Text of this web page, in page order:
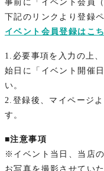
事前に「イベント会員
下記のリンクより登録
イベント会員登録はこ
1.必要事項を入力の上
始日に「イベント開催
い。
2.登録後、マイページ
す。
■注意事項
※イベント当日、当店
お写真を撮影させてい